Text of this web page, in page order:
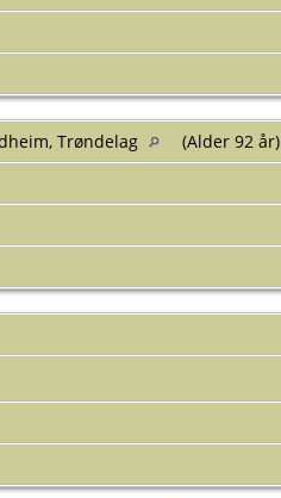
Trøndelag
(Alder 92 år)